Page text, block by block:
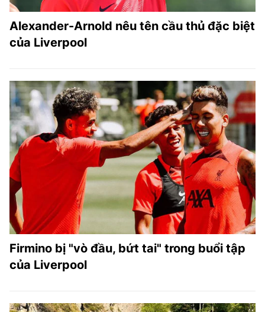
Alexander-Arnold nêu tên cầu thủ đặc biệt
của Liverpool
Firmino bị "vò đầu, bứt tai" trong buổi tập
của Liverpool